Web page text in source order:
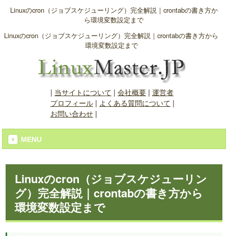
Linuxのcron（ジョブスケジューリング）完全解説｜crontabの書き方か
ら環境変数設定まで
Linuxのcron（ジョブスケジューリング）完全解説｜crontabの書き方から
環境変数設定まで
| 当サイトについて | 会社概要| 運営者
プロフィール| よくある質問について |
お問い合わせ|
MENU
Linuxのcron（ジョブスケジューリン
グ）完全解説｜crontabの書き方から
環境変数設定まで